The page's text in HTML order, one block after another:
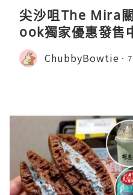
尖沙咀The Mira
ook獨家優惠發售
ChubbyBowtie